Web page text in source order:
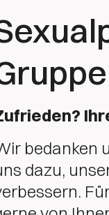
bedanken
dazu,